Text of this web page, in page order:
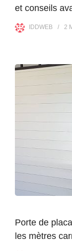
et conseils
IDDWEB 2
Porte de
les mètres